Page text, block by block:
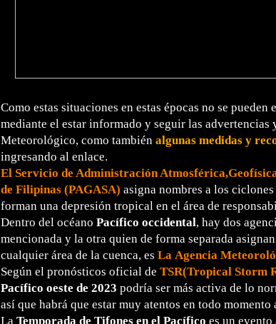
Como estas situaciones en estas épocas no se
mediante el estar informado y seguir las advertencias
Meteorológico, como también algunas medidas y
ingresando al enlace.
El Servicio de Administración
de Filipinas (PAGASA) asigna nombres a los
forman una depresión tropical en el área de
Dentro del océano Pacífico occidental, hay dos
mencionada y la otra quien de forma separada
cualquier área de la cuenca, es La Agencia
Según el pronósticos oficial de TSR(Tropical Storm
Pacífico oeste de 2023 podría ser más activa de lo
así que habrá que estar muy atentos en todo
La Temporada de Tifones en el Pacífico es un